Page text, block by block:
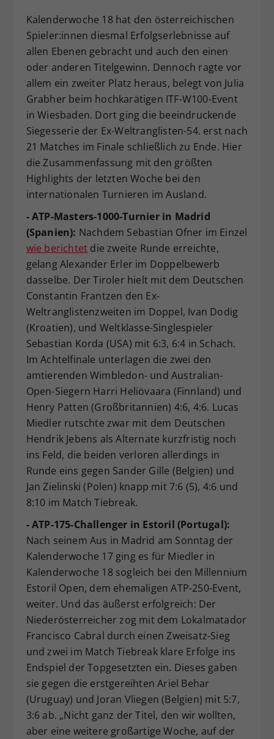
Kalenderwoche 18 hat den österreichischen
Spieler:innen diesmal Erfolgserlebnisse auf
allen Ebenen gebracht und auch den einen
oder anderen Titelgewinn. Dennoch ragte vor
allem ein zweiter Platz heraus, belegt von Julia
Grabher beim hochkarätigen ITF-W100-Event
in Wiesbaden. Dort ging die beeindruckende
Siegesserie der Ex-Weltranglisten-54. erst nach
21 Matches im Finale schließlich zu Ende. Hier
die Zusammenfassung mit den größten
Highlights der letzten Woche bei den
internationalen Turnieren im Ausland.
- ATP-Masters-1000-Turnier in Madrid
(Spanien): Nachdem Sebastian Ofner im Einzel
wie berichtet die zweite Runde erreichte,
gelang Alexander Erler im Doppelbewerb
dasselbe. Der Tiroler hielt mit dem Deutschen
Constantin Frantzen den Ex-
Weltranglistenzweiten im Doppel, Ivan Dodig
(Kroatien), und Weltklasse-Singlespieler
Sebastian Korda (USA) mit 6:3, 6:4 in Schach.
Im Achtelfinale unterlagen die zwei den
amtierenden Wimbledon- und Australian-
Open-Siegern Harri Heliövaara (Finnland) und
Henry Patten (Großbritannien) 4:6, 4:6. Lucas
Miedler rutschte zwar mit dem Deutschen
Hendrik Jebens als Alternate kurzfristig noch
ins Feld, die beiden verloren allerdings in
Runde eins gegen Sander Gille (Belgien) und
Jan Zielinski (Polen) knapp mit 7:6 (5), 4:6 und
8:10 im Match Tiebreak.
- ATP-175-Challenger in Estoril (Portugal):
Nach seinem Aus in Madrid am Sonntag der
Kalenderwoche 17 ging es für Miedler in
Kalenderwoche 18 sogleich bei den Millennium
Estoril Open, dem ehemaligen ATP-250-Event,
weiter. Und das äußerst erfolgreich: Der
Niederösterreicher zog mit dem Lokalmatador
Francisco Cabral durch einen Zweisatz-Sieg
und zwei im Match Tiebreak klare Erfolge ins
Endspiel der Topgesetzten ein. Dieses gaben
sie gegen die erstgereihten Ariel Behar
(Uruguay) und Joran Vliegen (Belgien) mit 5:7,
3:6 ab. „Nicht ganz der Titel, den wir wollten,
aber eine weitere großartige Woche, auf der
Zweck
Dieser Wert speichert Ihre Consent-
zufällig generierte ID, für die
historische Speicherung Ihrer
vorgenommen Einstellungen, falls der
Webseiten-Betreiber dies eingestellt
hat.